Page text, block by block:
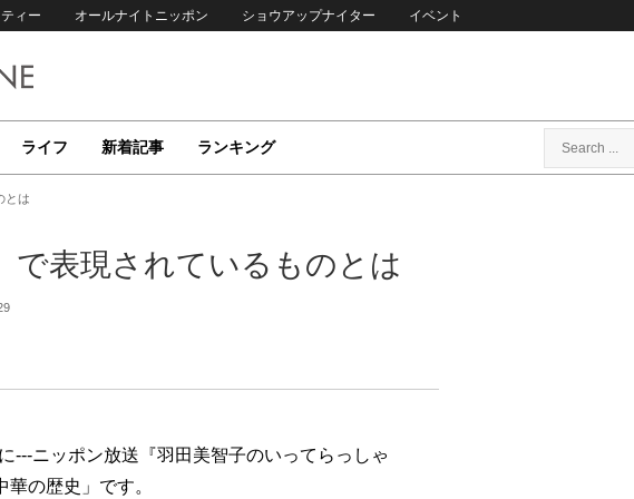
ィー オールナイトニッポン ショウアップナイター イベント
ライフ 新着記事 ランキング
とは
で表現されているものとは
---ニッポン放送『羽田美智子のいってらっしゃ
の歴史」です。